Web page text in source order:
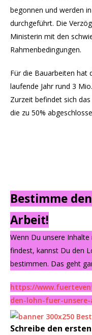
begonnen und werden
durchgeführt. Die
Ministerin mit den
Rahmenbedingungen.
Für die Bauarbeiten hat
laufende Jahr rund 3
Zurzeit befindet sich
die zu 50%
Bestimme
Arbeit!
Wenn Du unsere
findest, kannst Du den
bestimmen. Das geht
https://
den-lohn-fuer-
Schreibe den